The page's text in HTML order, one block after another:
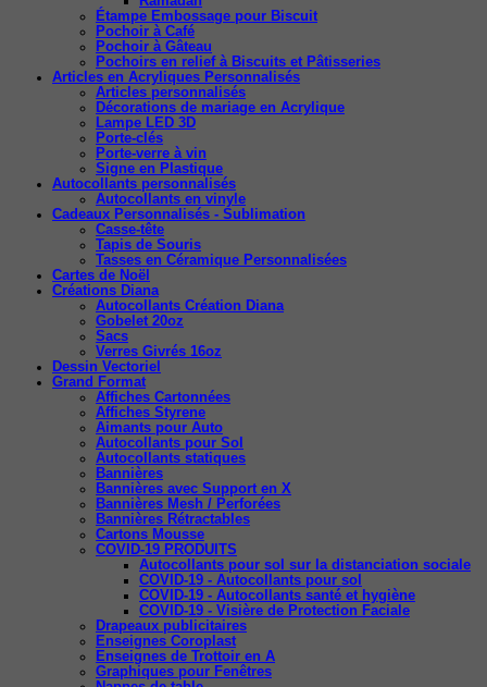
Étampe Embossage pour Biscuit
Pochoir à Café
Pochoir à Gâteau
Pochoirs en relief à Biscuits et Pâtisseries
Articles en Acryliques Personnalisés
Articles personnalisés
Décorations de mariage en Acrylique
Lampe LED 3D
Porte-clés
Porte-verre à vin
Signe en Plastique
Autocollants personnalisés
Autocollants en vinyle
Cadeaux Personnalisés - Sublimation
Casse-tête
Tapis de Souris
Tasses en Céramique Personnalisées
Cartes de Noël
Créations Diana
Autocollants Création Diana
Gobelet 20oz
Sacs
Verres Givrés 16oz
Dessin Vectoriel
Grand Format
Affiches Cartonnées
Affiches Styrene
Aimants pour Auto
Autocollants pour Sol
Autocollants statiques
Bannières
Bannières avec Support en X
Bannières Mesh / Perforées
Bannières Rétractables
Cartons Mousse
COVID-19 PRODUITS
Autocollants pour sol sur la distanciation sociale
COVID-19 - Autocollants pour sol
COVID-19 - Autocollants santé et hygiène
COVID-19 - Visière de Protection Faciale
Drapeaux publicitaires
Enseignes Coroplast
Enseignes de Trottoir en A
Graphiques pour Fenêtres